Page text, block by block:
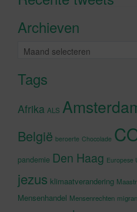
Archieven
Archieven
Tags
Afrika ALS
België beroerte Chocolade
pandemie Den Haag Europese
jezus klimaatverandering
Mensenhandel Mensenrechten